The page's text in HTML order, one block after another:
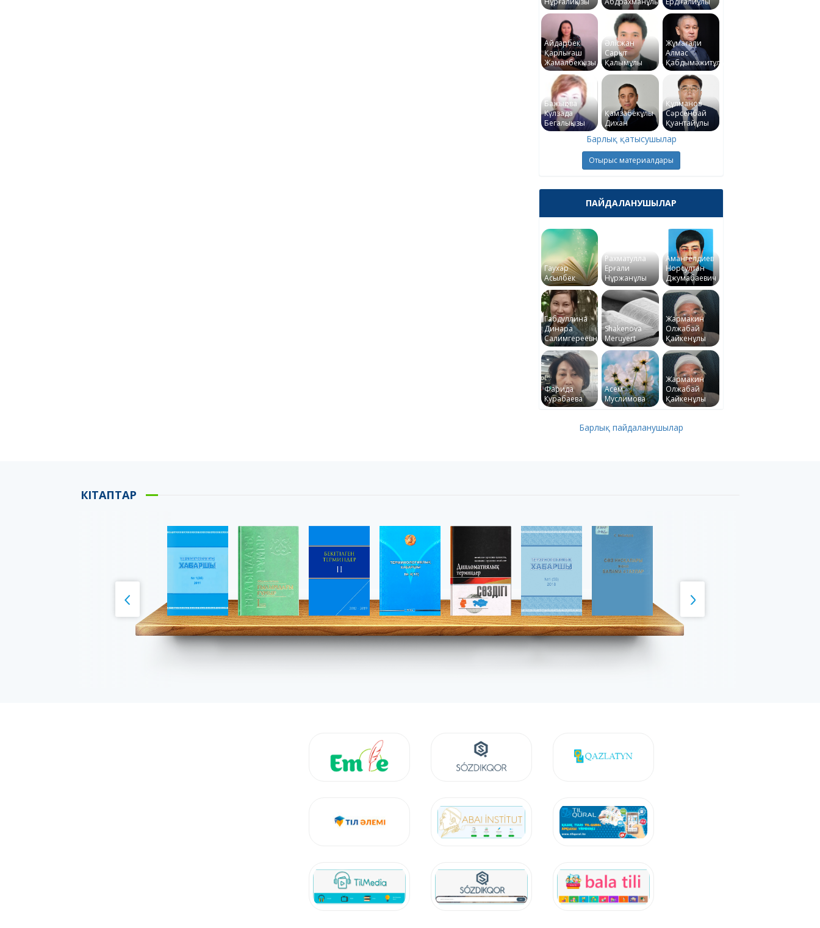
Айдарбек
Қарлығаш
Жамалбекқызы
Әлісжан
Сарқыт
Қалымұлы
Жұмағали
Алмас
Қабдымәжитұлы
Бажықова
Күлзада
Бегалықызы
Қамзабекұлы
Дихан
Құлманов
Сәрсенбай
Қуантайұлы
Барлық қатысушылар
Отырыс материалдары
ПАЙДАЛАНУШЫЛАР
Гаухар
Асылбек
Рахматулла
Ерғали
Нұржанұлы
Амангелдиев
Норсултан
Джумабаевич
Габдуллина
Динара
Салимгереевна
Shakenova
Meruyert
Жармакин
Олжабай
Қайкенұлы
Фарида
Курабаева
Асем
Муслимова
Жармакин
Олжабай
Қайкенұлы
Барлық пайдаланушылар
КІТАПТАР